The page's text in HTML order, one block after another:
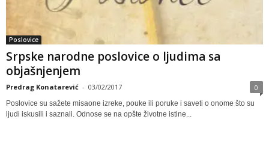
Poslovice
Srpske narodne poslovice o ljudima sa
objašnjenjem
Predrag Konatarević - 03/02/2017 0
Poslovice su sažete misaone izreke, pouke ili poruke i saveti o onome što su
ljudi iskusili i saznali. Odnose se na opšte životne istine...